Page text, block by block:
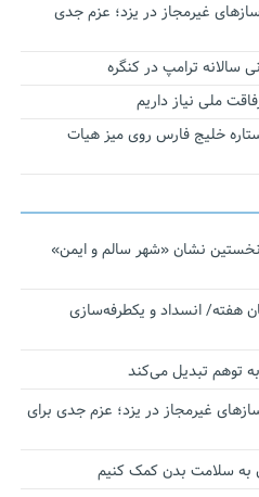
غیرمجاز در یزد؛ عزم جدی
ترامپ در کنگره
ملی نیاز داریم
ستاره خلیج فارس روی میز هیات
نشان «شهر سالم و ایمن»
هفته/ انسداد و یکطرفه‌سازی
به توهم تبدیل می‌کند
غیرمجاز در یزد؛ عزم جدی برای
به سلامت بدن کمک کنیم